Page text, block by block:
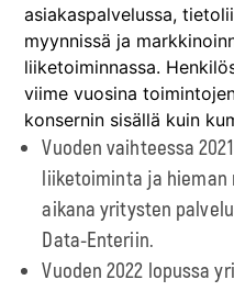
asiakaspalvelussa,
myynnissä ja
liiketoiminnassa.
viime vuosina
konsernin sisällä kuin
Vuoden vaihteessa
liiketoiminta ja hieman
aikana yritysten
Data-Enteriin.
Vuoden 2022 lopussa